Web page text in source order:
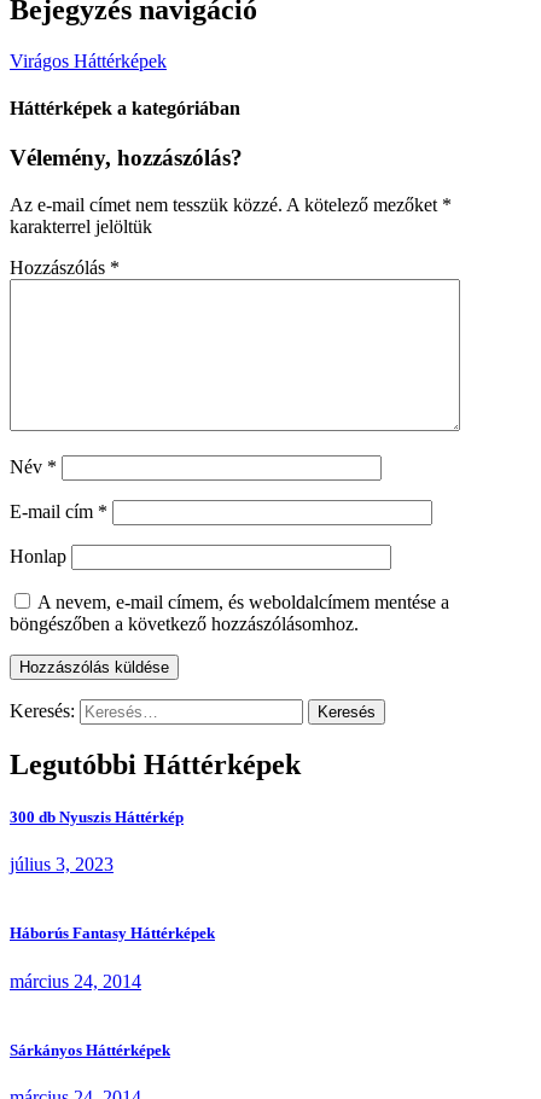
Bejegyzés navigáció
Virágos Háttérképek
Háttérképek a kategóriában
Vélemény, hozzászólás?
Az e-mail címet nem tesszük közzé. A kötelező mezőket *
karakterrel jelöltük
Hozzászólás *
Név *
E-mail cím *
Honlap
A nevem, e-mail címem, és weboldalcímem mentése a
böngészőben a következő hozzászólásomhoz.
Keresés:
Legutóbbi Háttérképek
300 db Nyuszis Háttérkép
július 3, 2023
Háborús Fantasy Háttérképek
március 24, 2014
Sárkányos Háttérképek